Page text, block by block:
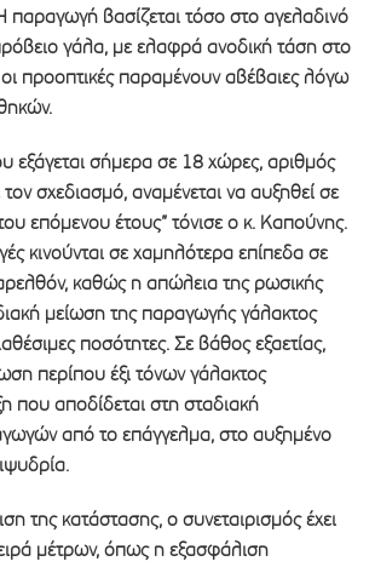
παραγωγή βασίζεται τόσο στο αγελαδινό
γάλα, με ελαφρά ανοδική τάση στο
προοπτικές παραμένουν αβέβαιες λόγω
εξάγεται σήμερα σε 18 χώρες, αριθμός
σχεδιασμό, αναμένεται να αυξηθεί σε
επόμενου έτους” τόνισε ο κ. Καπούνης.
κινούνται σε χαμηλότερα επίπεδα σε
καθώς η απώλεια της ρωσικής
μείωση της παραγωγής γάλακτος
ποσότητες. Σε βάθος εξαετίας,
περίπου έξι τόνων γάλακτος
που αποδίδεται στη σταδιακή
από το επάγγελμα, στο αυξημένο
της κατάστασης, ο συνεταιρισμός έχει
μέτρων, όπως η εξασφάλιση